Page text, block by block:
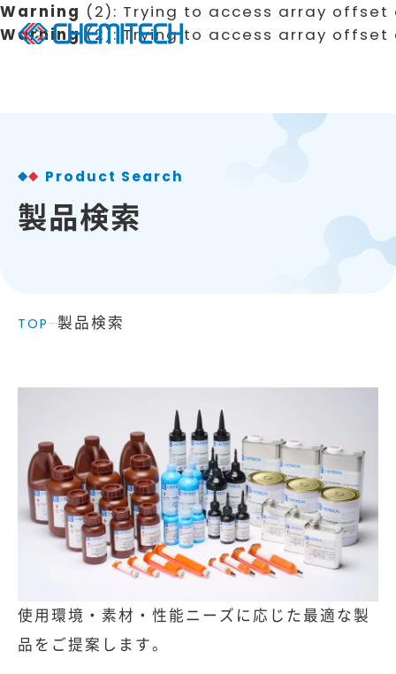
Warning (2): Trying to access array
Warning (2): Trying to access array
Product Search
製品検索
TOP 製品検索
使用環境・素材・性能ニーズに応じた最適な製
品をご提案します。